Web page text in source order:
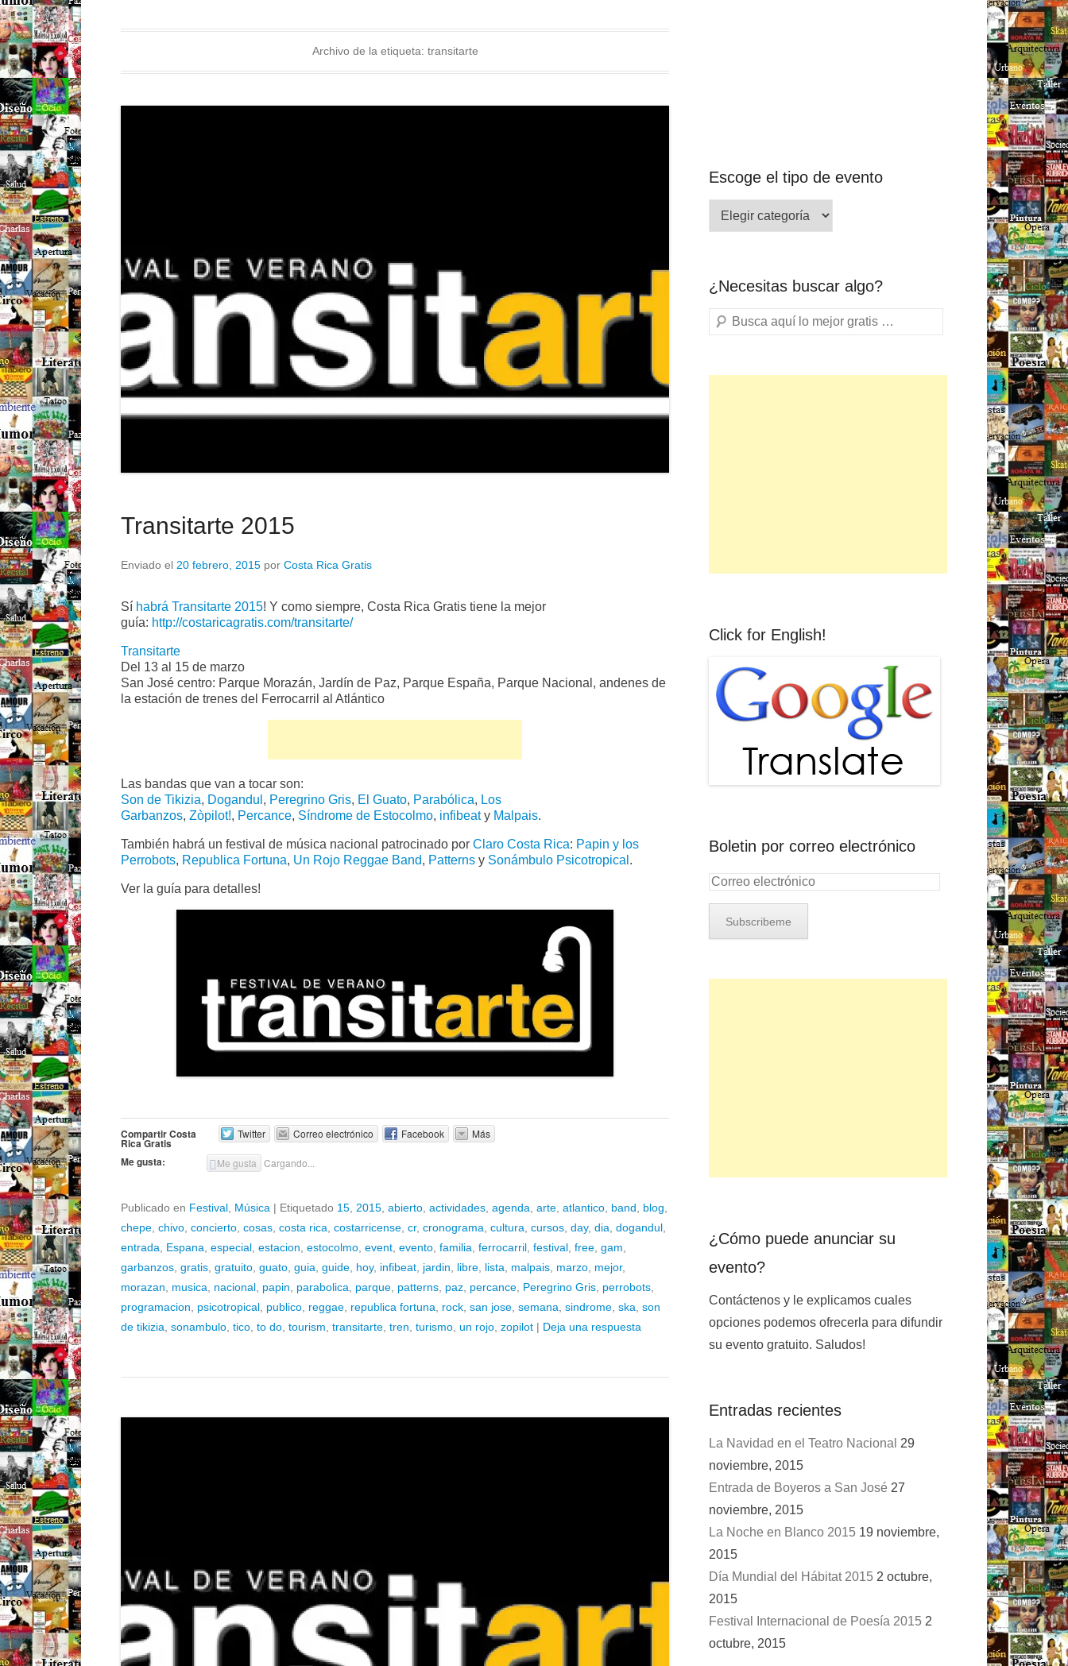
Archivo de la etiqueta: transitarte
Transitarte 2015
Enviado el 20 febrero, 2015 por Costa Rica Gratis
Sí habrá Transitarte 2015! Y como siempre, Costa Rica Gratis tiene la mejor
guía: http://costaricagratis.com/transitarte/
Transitarte
Del 13 al 15 de marzo
San José centro: Parque Morazán, Jardín de Paz, Parque España, Parque Nacional, andenes de
la estación de trenes del Ferrocarril al Atlántico
Las bandas que van a tocar son:
Son de Tikizia, Dogandul , Peregrino Gris, El Guato, Parabólica, Los
Garbanzos, Zòpilot!, Percance, Síndrome de Estocolmo, infibeaty Malpais.
También habrá un festival de música nacional patrocinado por Claro Costa Rica: Papin y los
Perrobots, Republica Fortuna, Un Rojo Reggae Band, Patterns y Sonámbulo Psicotropical .
Ver la guía para detalles!
Compartir Costa
Rica Gratis
Twitter Correo electrónico Facebook Más
Me gusta: Me gusta Cargando...
Publicado en Festival Música | Etiquetado 15 2015 abierto actividades agenda arte atlantico band blog
chepe chivo concierto cosas costa rica costarricense cr, cronograma cultura cursos day, dia dogandul
entrada
Espana especial estacion estocolmo event evento familia ferrocarril festival free gam
garbanzos gratis gratuito guato guia guide hoy, infibeat jardin libre lista malpais marzo mejor,
morazan
musica nacional papin parabolica parque patterns paz percance Peregrino Gris perrobots
programacion
psicotropical publico reggae republica fortuna rock san jose semana sindrome ska son
de tikizia sonambulo tico to do tourism transitarte tren turismo un rojo zopilot | Deja una respuesta
Escoge el tipo de evento
¿Necesitas buscar algo?
Buscar
Click for English!
Boletin por correo electrónico
¿Cómo puede anunciar su
evento?
Contáctenos y le explicamos cuales
opciones podemos ofrecerla para difundir
su evento gratuito. Saludos!
Entradas recientes
La Navidad en el Teatro Nacional 29
noviembre, 2015
Entrada de Boyeros a San José 27
noviembre, 2015
La Noche en Blanco 2015 19 noviembre,
2015
Día Mundial del Hábitat 2015 2 octubre,
2015
Festival Internacional de Poesía 2015 2
octubre, 2015